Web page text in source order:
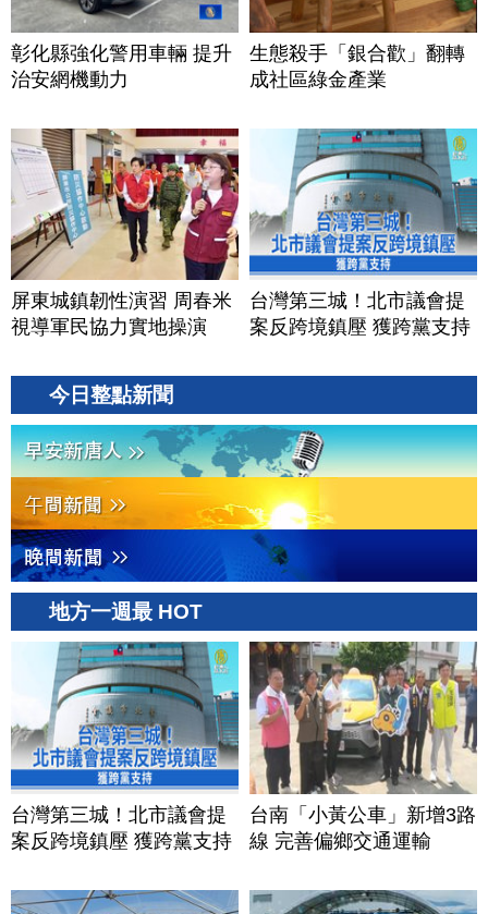
彰化縣強化警用車輛 提升
治安網機動力
生態殺手「銀合歡」翻轉
成社區綠金產業
屏東城鎮韌性演習 周春米
視導軍民協力實地操演
台灣第三城！北市議會提
案反跨境鎮壓 獲跨黨支持
今日整點新聞
地方一週最 HOT
台灣第三城！北市議會提
案反跨境鎮壓 獲跨黨支持
台南「小黃公車」新增3路
線 完善偏鄉交通運輸